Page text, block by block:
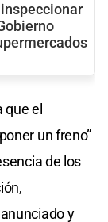
que el
un freno”
de los
y